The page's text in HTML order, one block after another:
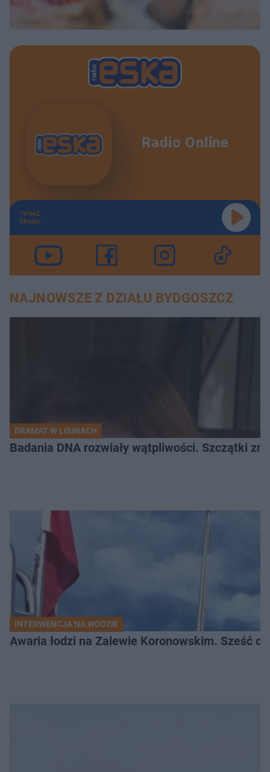
Radio Online
TERAZ
GRAMY
NAJNOWSZE Z DZIAŁU BYDGOSZCZ
DRAMAT W LISINACH
Badania DNA rozwiały wątpliwości. Szczątki
INTERWENCJA NA WODZIE
Awaria łodzi na Zalewie Koronowskim. Sześć